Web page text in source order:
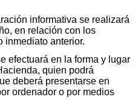
informativa se realizará
en relación con los
inmediato anterior.
efectuará en la forma y lugar
quien podrá
deberá presentarse en
ordenador o por medios